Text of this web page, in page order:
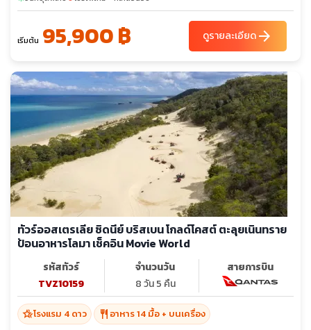
เริ่มต้น 95,900 ฿ ดูรายละเอียดarrow_forward
ทัวร์ออสเตรเลีย ซิดนีย์ บริสเบน โกลด์โคสต์ ตะลุยเนินทราย
ป้อนอาหารโลมา เช็คอิน Movie World
รหัสทัวร์
TVZ10159
จำนวนวัน
8 วัน 5 คืน
สายการบิน
hotel_classโรงแรม 4 ดาว restaurant อาหาร 14 มื้อ + บนเครื่อง